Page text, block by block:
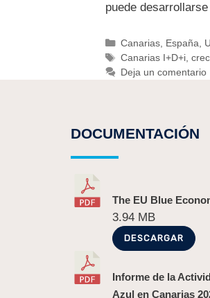
puede
Canarias, España
Canarias I+D+i,
Deja un comentario
DOCUMENTACIÓN
The EU Blue
3.94 MB
DESCARGAR
Informe de la
Azul en Canarias